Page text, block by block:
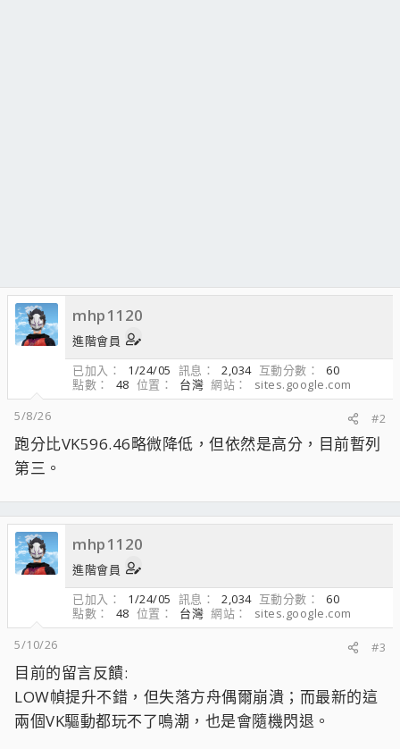
mhp1120
進階會員
已加入
1/24/05 訊息 2,034 互動分數
60
點數
48 位置 台灣 網站
sites.google.com
5/8/26
#2
跑分比VK596.46略微降低，但依然是高分，目前暫列
第三。
mhp1120
進階會員
已加入
1/24/05 訊息 2,034 互動分數
60
點數
48 位置 台灣 網站
sites.google.com
5/10/26
#3
目前的留言反饋:
LOW幀提升不錯，但失落方舟偶爾崩潰；而最新的這
兩個VK驅動都玩不了鳴潮，也是會隨機閃退。